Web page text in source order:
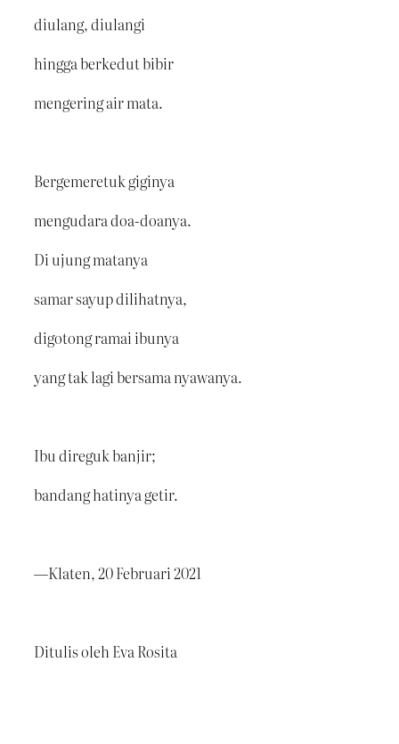
diulang, diulangi
hingga berkedut bibir
mengering air mata.
Bergemeretuk giginya
mengudara doa-doanya.
Di ujung matanya
samar sayup dilihatnya,
digotong ramai ibunya
yang tak lagi bersama nyawanya.
Ibu direguk banjir;
bandang hatinya getir.
—Klaten, 20 Februari 2021
Ditulis oleh Eva Rosita